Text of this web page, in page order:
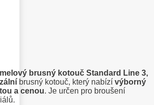
brusný kotouč Standard Line 3,
brusný kotouč, který nabízívýborný
a cenou. Je určen pro broušení